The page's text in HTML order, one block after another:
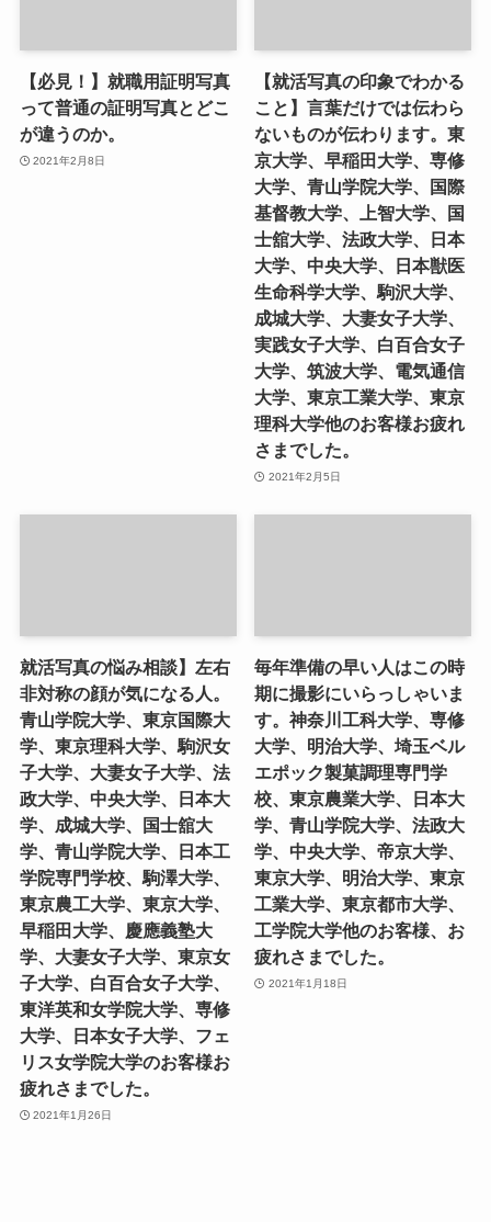
【必見！】就職用証明写真
って普通の証明写真とどこ
が違うのか。
2021年2月8日
【就活写真の印象でわかる
こと】言葉だけでは伝わら
ないものが伝わります。東
京大学、早稲田大学、専修
大学、青山学院大学、国際
基督教大学、上智大学、国
士舘大学、法政大学、日本
大学、中央大学、日本獣医
生命科学大学、駒沢大学、
成城大学、大妻女子大学、
実践女子大学、白百合女子
大学、筑波大学、電気通信
大学、東京工業大学、東京
理科大学他のお客様お疲れ
さまでした。
2021年2月5日
就活写真の悩み相談】左右
非対称の顔が気になる人。
青山学院大学、東京国際大
学、東京理科大学、駒沢女
子大学、大妻女子大学、法
政大学、中央大学、日本大
学、成城大学、国士舘大
学、青山学院大学、日本工
学院専門学校、駒澤大学、
東京農工大学、東京大学、
早稲田大学、慶應義塾大
学、大妻女子大学、東京女
子大学、白百合女子大学、
東洋英和女学院大学、専修
大学、日本女子大学、フェ
リス女学院大学のお客様お
疲れさまでした。
2021年1月26日
毎年準備の早い人はこの時
期に撮影にいらっしゃいま
す。神奈川工科大学、専修
大学、明治大学、埼玉ベル
エポック製菓調理専門学
校、東京農業大学、日本大
学、青山学院大学、法政大
学、中央大学、帝京大学、
東京大学、明治大学、東京
工業大学、東京都市大学、
工学院大学他のお客様、お
疲れさまでした。
2021年1月18日